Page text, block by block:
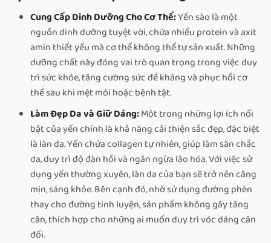
Cung Cấp Dinh Dưỡng Cho Cơ Thể:Yến sào là một
nguồn dinh dưỡng tuyệt vời, chứa nhiều protein và axit
amin thiết yếu mà cơ thể không thể tự sản xuất. Những
dưỡng chất này đóng vai trò quan trọng trong việc duy
trì sức khỏe, tăng cường sức đề kháng và phục hồi cơ
thể sau khi mệt mỏi hoặc bệnh tật.
Làm Đẹp Da và Giữ Dáng:Một trong những lợi ích nổi
bật của yến chính là khả năng cải thiện sắc đẹp, đặc biệt
là làn da. Yến chứa collagen tự nhiên, giúp làm săn chắc
da, duy trì độ đàn hồi và ngăn ngừa lão hóa. Với việc sử
dụng yến thường xuyên, làn da của bạn sẽ trở nên căng
mịn, sáng khỏe. Bên cạnh đó, nhờ sử dụng đường phèn
thay cho đường tinh luyện, sản phẩm không gây tăng
cân, thích hợp cho những ai muốn duy trì vóc dáng cân
đối.